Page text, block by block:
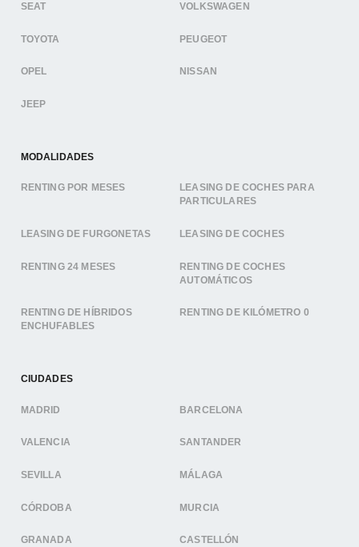
SEAT VOLKSWAGEN
TOYOTA PEUGEOT
OPEL NISSAN
JEEP
MODALIDADES
RENTING POR MESES
LEASING DE COCHES PARA
PARTICULARES
LEASING DE FURGONETAS LEASING DE COCHES
RENTING 24 MESES
RENTING DE COCHES
AUTOMÁTICOS
RENTING DE HÍBRIDOS
ENCHUFABLES
RENTING DE KILÓMETRO 0
CIUDADES
MADRID BARCELONA
VALENCIA SANTANDER
SEVILLA MÁLAGA
CÓRDOBA MURCIA
GRANADA CASTELLÓN